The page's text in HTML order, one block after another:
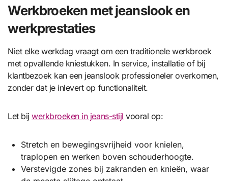
Werkbroeken met jeanslook en
werkprestaties
Niet elke werkdag vraagt om een traditionele werkbroek
met opvallende kniestukken. In service, installatie of bij
klantbezoek kan een jeanslook professioneler overkomen,
zonder dat je inlevert op functionaliteit.
Let bijwerkbroeken in jeans-stijl vooral op:
Stretch en bewegingsvrijheid voor knielen,
traplopen en werken boven schouderhoogte.
Verstevigde zones bij zakranden en knieën, waar